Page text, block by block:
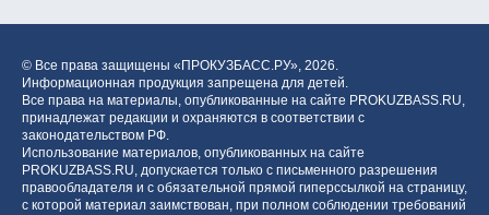
© Все права защищены «ПРОКУЗБАСС.РУ», 2026.
Информационная продукция запрещена для детей.
Все права на материалы, опубликованные на сайте PROKUZBASS.RU,
принадлежат редакции и охраняются в соответствии с
законодательством РФ.
Использование материалов, опубликованных на сайте
PROKUZBASS.RU, допускается только с письменного разрешения
правообладателя и с обязательной прямой гиперссылкой на страницу,
с которой материал заимствован, при полном соблюдении требований